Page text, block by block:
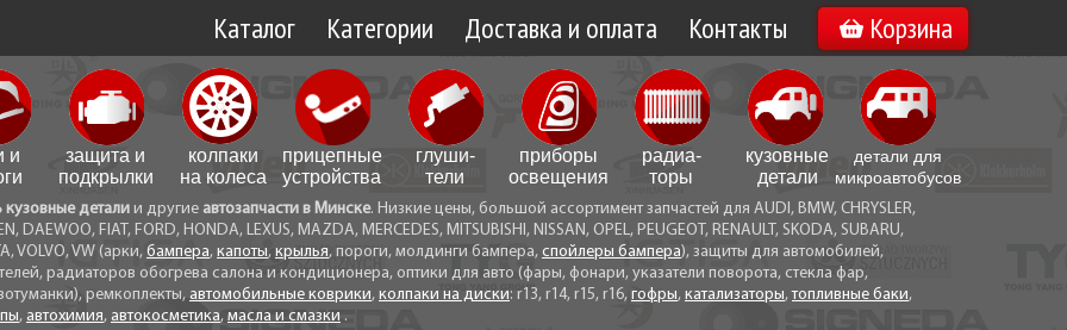
Каталог Категории Доставка и оплата
Доставка по Минску
Доставка по Беларуси
Самовывоз
Способы оплаты
Контакты
Вакансии
Корзина
и
защита и
подкрылки
колпаки
на колеса
прицепные
устройства
глуши­
тели
приборы
освещения
радиа­
торы
кузовные
детали
детали для
микро­автобусов
кузовные детали и другие автозапчасти в Минске. Низкие цены, большой ассортимент запчастей для AUDI, BMW, CHRYSLER,
DAEWOO, FIAT, FORD, HONDA, LEXUS, MAZDA, MERCEDES, MITSUBISHI, NISSAN, OPEL, PEUGEOT, RENAULT, SKODA, SUBARU,
VOLVO, VW (арки, бампера, капоты, крылья, пороги, молдинги бампера, спойлеры бампера), защиты для автомобилей,
радиаторов обогрева салона и кондиционера, оптики для авто (фары, фонари, указатели поворота, стекла фар,
ремкоплекты, автомобильные коврики, колпаки на диски: r13, r14, r15, r16, гофры, катализаторы,топливные баки,
, автохимия, автокосметика, масла и смазки .